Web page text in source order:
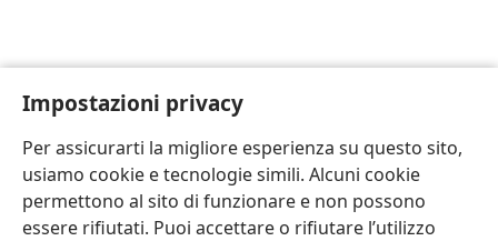
Impostazioni privacy
Per assicurarti la migliore esperienza su questo sito,
usiamo cookie e tecnologie simili. Alcuni cookie
permettono al sito di funzionare e non possono
essere rifiutati. Puoi accettare o rifiutare l’utilizzo
Italiano
Copyright © 2026 Watch Tower Bible and Tract Society of Pennsylvania